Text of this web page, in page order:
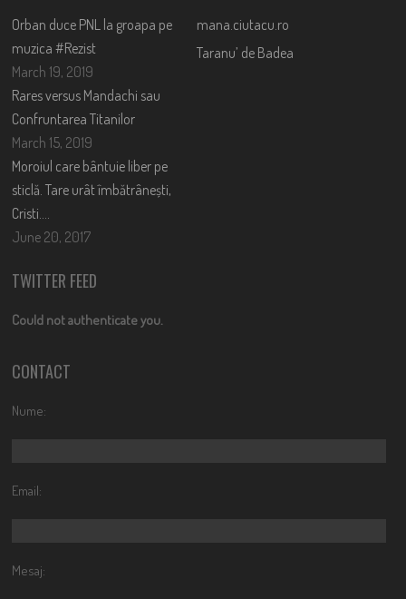
Orban duce PNL la groapa pe
muzica #Rezist
March 19, 2019
Rares versus Mandachi sau
Confruntarea Titanilor
March 15, 2019
Moroiul care bântuie liber pe
sticlă. Tare urât îmbătrânești,
Cristi….
June 20, 2017
mana.ciutacu.ro
Taranu’ de Badea
TWITTER FEED
Could not authenticate you.
CONTACT
Nume:
Email:
Mesaj: